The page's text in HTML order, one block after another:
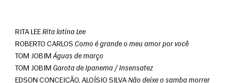
RITA LEE Rita latina Lee
ROBERTO CARLOS Como é grande o meu amor por você
TOM JOBIM Águas de março
TOM JOBIM Garota de Ipanema / Insensatez
EDSON CONCEIÇÃO, ALOÍSIO SILVA Não deixe o samba morrer